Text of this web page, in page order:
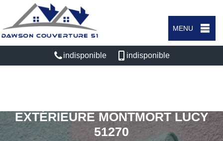
MENU
indisponible indisponible
EXTÉRIEURE MONTMORT LUCY
51270